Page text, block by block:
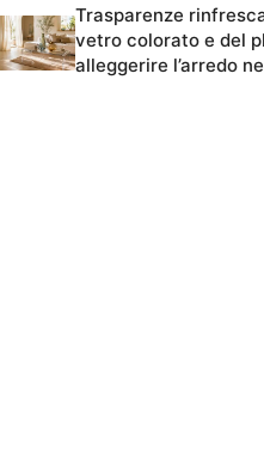
Trasparenze
vetro colorato e del
alleggerire l’arredo